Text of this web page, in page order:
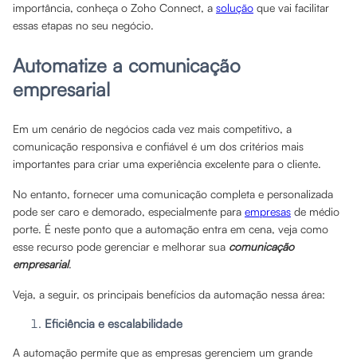
importância, conheça o Zoho Connect, a solução que vai facilitar
essas etapas no seu negócio.
Automatize a comunicação
empresarial
Em um cenário de negócios cada vez mais competitivo, a
comunicação responsiva e confiável é um dos critérios mais
importantes para criar uma experiência excelente para o cliente.
No entanto, fornecer uma comunicação completa e personalizada
pode ser caro e demorado, especialmente para empresas de médio
porte. É neste ponto que a automação entra em cena, veja como
esse recurso pode gerenciar e melhorar sua comunicação
empresarial.
Veja, a seguir, os principais benefícios da automação nessa área:
Eficiência e escalabilidade
A automação permite que as empresas gerenciem um grande